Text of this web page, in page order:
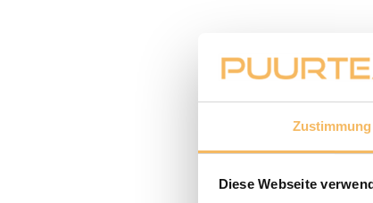
Zustimmung
Diese Webseite